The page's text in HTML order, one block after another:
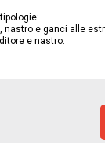
nastro e ganci alle
e nastro.